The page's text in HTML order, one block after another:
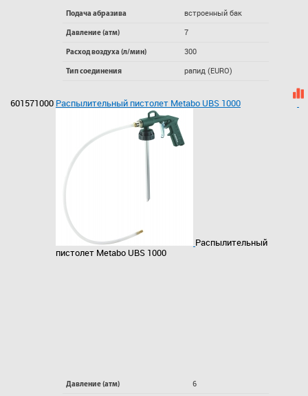
Подача абразива встроенный бак
Давление (атм) 7
Расход воздуха (л/мин) 300
Тип соединения рапид (EURO)
601571000 Распылительный пистолет Metabo UBS 1000
Распылительный
пистолет Metabo UBS 1000
Давление (атм) 6